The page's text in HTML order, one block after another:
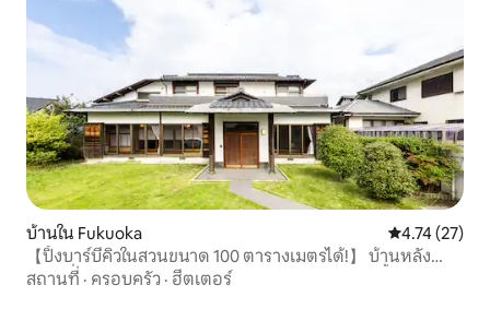
บ้านใน Fukuoka คะแนนเฉลี่ย
4.74 (27)
【ปิ้งบาร์บีคิวในสวนขนาด 100 ตารางเมตรได้!】 บ้านหลัง
เดียวที่กว้างขวางในซารุยามะ เมืองฟุกุโอกะ ให้เช่าทั้งหลัง!
สถานที่ · ครอบครัว · ฮีตเตอร์